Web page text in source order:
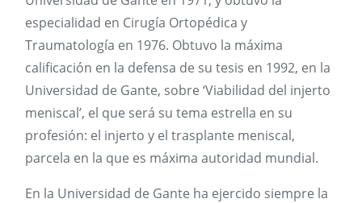
especialidad en Cirugía Ortopédica y
Traumatología en 1976. Obtuvo la máxima
calificación en la defensa de su tesis en 1992, en la
Universidad de Gante, sobre ‘Viabilidad del injerto
meniscal’, el que será su tema estrella en su
profesión: el injerto y el trasplante meniscal,
parcela en la que es máxima autoridad mundial.
En la Universidad de Gante ha ejercido siempre la